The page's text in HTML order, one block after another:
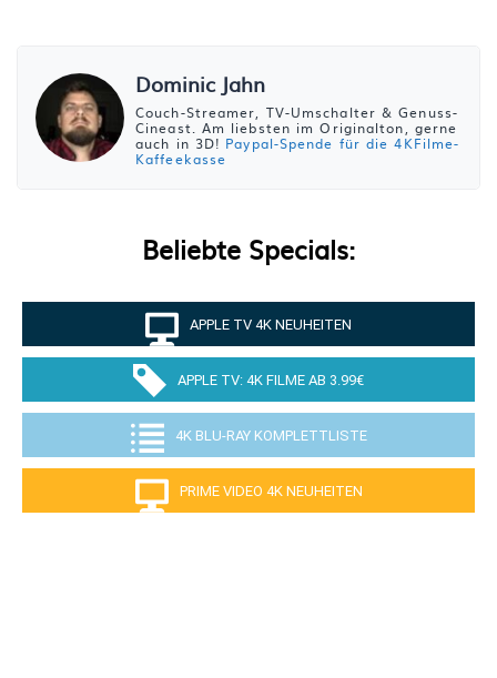
Dominic Jahn
Couch-Streamer, TV-Umschalter & Genuss-
Cineast. Am liebsten im Originalton, gerne
auch in 3D! Paypal-Spende für die 4KFilme-
Kaffeekasse
Beliebte Specials:
APPLE TV 4K NEUHEITEN
APPLE TV: 4K FILME AB 3.99€
4K BLU-RAY KOMPLETTLISTE
PRIME VIDEO 4K NEUHEITEN